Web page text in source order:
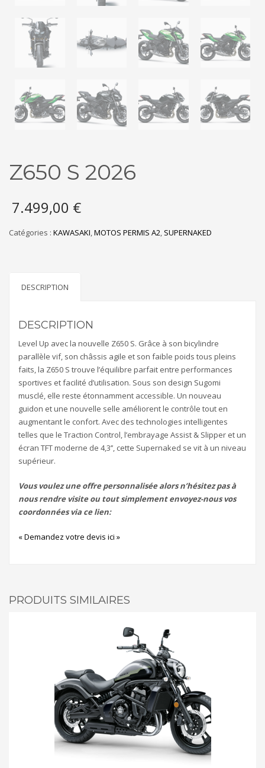
Z650 S 2026
7.499,00 €
Catégories : KAWASAKI,MOTOS PERMIS A2, SUPERNAKED
DESCRIPTION
DESCRIPTION
Level Up avec la nouvelle Z650 S. Grâce à son bicylindre
parallèle vif, son châssis agile et son faible poids tous pleins
faits, la Z650 S trouve l’équilibre parfait entre performances
sportives et facilité d’utilisation. Sous son design Sugomi
musclé, elle reste étonnamment accessible. Un nouveau
guidon et une nouvelle selle améliorent le contrôle tout en
augmentant le confort. Avec des technologies intelligentes
telles que le Traction Control, l’embrayage Assist & Slipper et un
écran TFT moderne de 4,3’’, cette Supernaked se vit à un niveau
supérieur.
Vous voulez une offre personnalisée alors n’hésitez pas à
nous rendre visite ou tout simplement envoyez-nous vos
coordonnées via ce lien:
« Demandez votre devis ici »
PRODUITS SIMILAIRES